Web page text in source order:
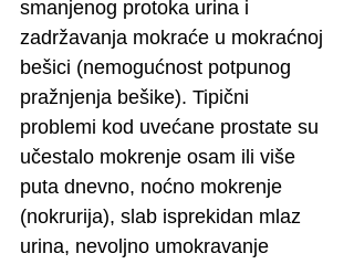
smanjenog protoka urina i
zadržavanja mokraće u mokraćnoj
bešici (nemogućnost potpunog
pražnjenja bešike). Tipični
problemi kod uvećane prostate su
učestalo mokrenje osam ili više
puta dnevno, noćno mokrenje
(nokrurija), slab isprekidan mlaz
urina, nevoljno umokravanje